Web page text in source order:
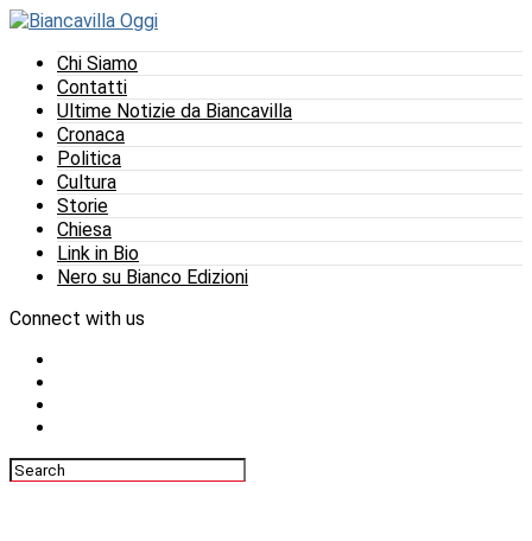
Chi Siamo
Contatti
Ultime Notizie da Biancavilla
Cronaca
Politica
Cultura
Storie
Chiesa
Link in Bio
Nero su Bianco Edizioni
Connect with us